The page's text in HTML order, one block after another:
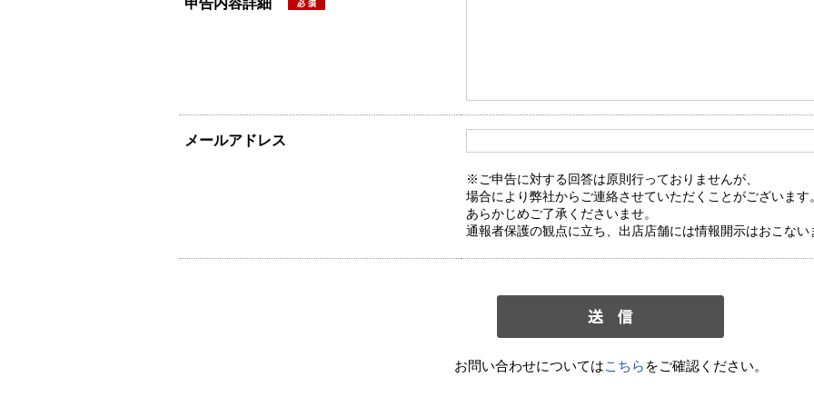
申告内容詳細
メールアドレス
※ご申告に対する回答は原則行っておりませんが、
場合により弊社からご連絡させていただくことがございます。
あらかじめご了承くださいませ。
通報者保護の観点に立ち、出店店舗には情報開示はおこない
お問い合わせについてはこちら をご確認ください。